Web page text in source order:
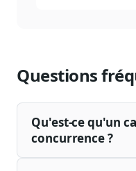
Questions
Qu'est-ce qu'un
concurrence ?